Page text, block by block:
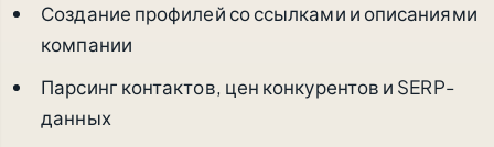
Создание профилей со ссылками и описаниями
компании
Парсинг контактов, цен конкурентов и SERP-
данных